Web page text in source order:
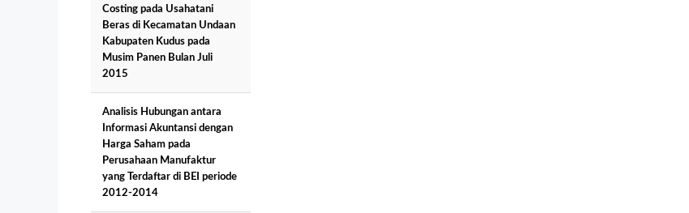
Costing pada Usahatani
Beras di Kecamatan Undaan
Kabupaten Kudus pada
Musim Panen Bulan Juli
2015
Analisis Hubungan antara
Informasi Akuntansi dengan
Harga Saham pada
Perusahaan Manufaktur
yang Terdaftar di BEI periode
2012-2014